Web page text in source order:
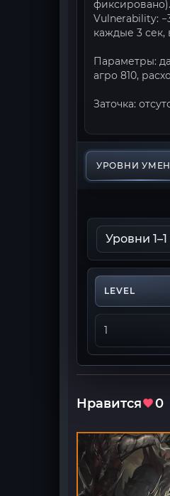
Vulnerability:
каждые 3 сек,
Параметры:
агро 810,
Заточка:
УРОВНИ
LEVEL
1
Нравится 0